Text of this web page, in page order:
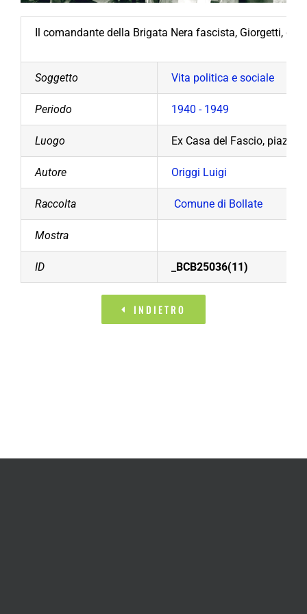
Il comandante della Brigata Nera fascista, Giorgetti,
Soggetto Vita politica e sociale
Periodo 1940 - 1949
Luogo Ex Casa del Fascio, piazza
Autore Origgi Luigi
Raccolta Comune di Bollate
Mostra
ID _BCB25036(11)
INDIETRO